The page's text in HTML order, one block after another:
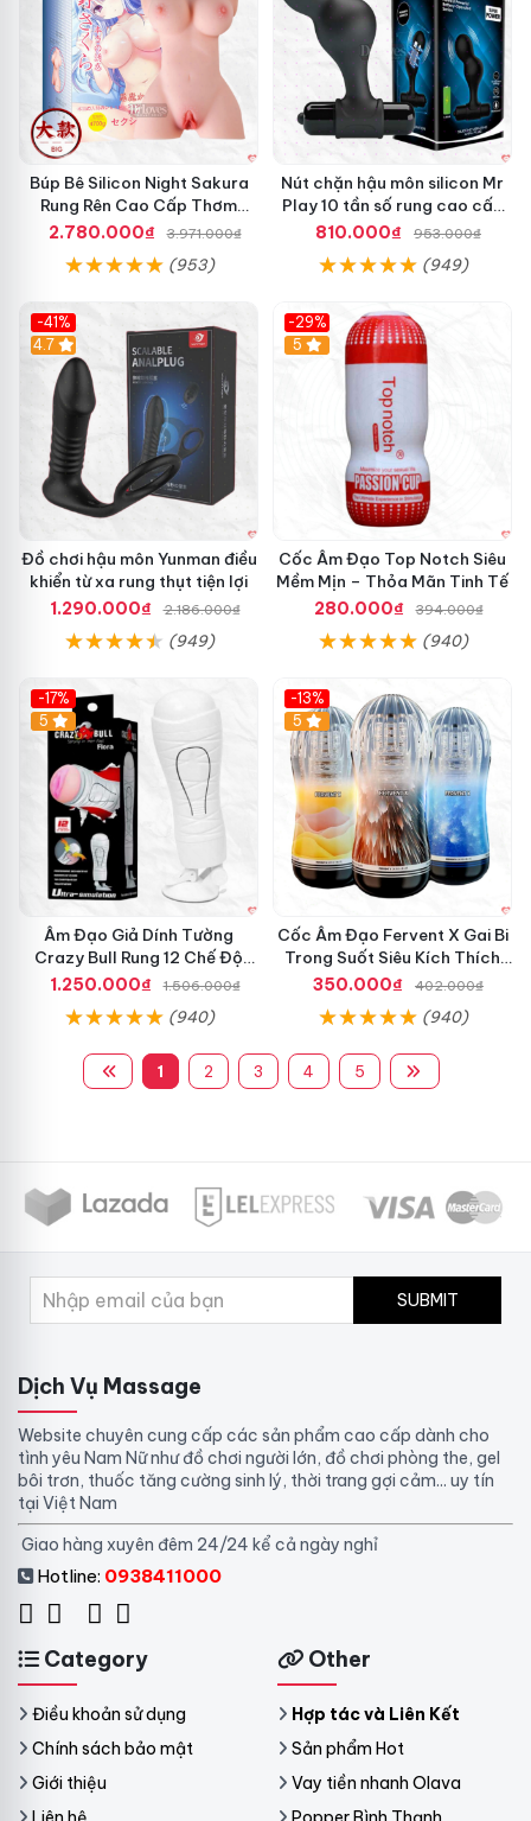
Búp Bê Silicon Night Sakura
Rung Rên Cao Cấp Thơm
Mượt
2.780.000₫ 3.971.000₫
(953)
Nút chặn hậu môn silicon Mr
Play 10 tần số rung cao cấp
tăng khoái cảm
810.000₫ 953.000₫
(949)
-41%
Hot
4.7
Đồ chơi hậu môn Yunman điều
khiển từ xa rung thụt tiện lợi
1.290.000₫
2.186.000₫
(949)
-29%
5
Cốc Âm Đạo Top Notch Siêu
Mềm Mịn – Thỏa Mãn Tinh Tế
280.000₫
394.000₫
(940)
-17%
5
Âm Đạo Giả Dính Tường
Crazy Bull Rung 12 Chế Độ
Siêu Mạnh
1.250.000₫ 1.506.000₫
(940)
-13%
Hot
5
Cốc Âm Đạo Fervent X Gai Bi
Trong Suốt Siêu Kích Thích
Nam Giới
350.000₫ 402.000₫
(940)
1 2 3 4 5
SUBMIT
Dịch Vụ Massage
Website chuyên cung cấp các sản phẩm cao cấp dành cho
tình yêu Nam Nữ như đồ chơi người lớn, đồ chơi phòng the, gel
bôi trơn, thuốc tăng cường sinh lý, thời trang gợi cảm... uy tín
tại Việt Nam
Giao hàng xuyên đêm 24/24 kể cả ngày nghỉ
Hotline: 0938411000
Category
Điều khoản sử dụng
Chính sách bảo mật
Giới thiệu
Other
Hợp tác và Liên Kết
Sản phẩm Hot
Vay tiền nhanh Olava